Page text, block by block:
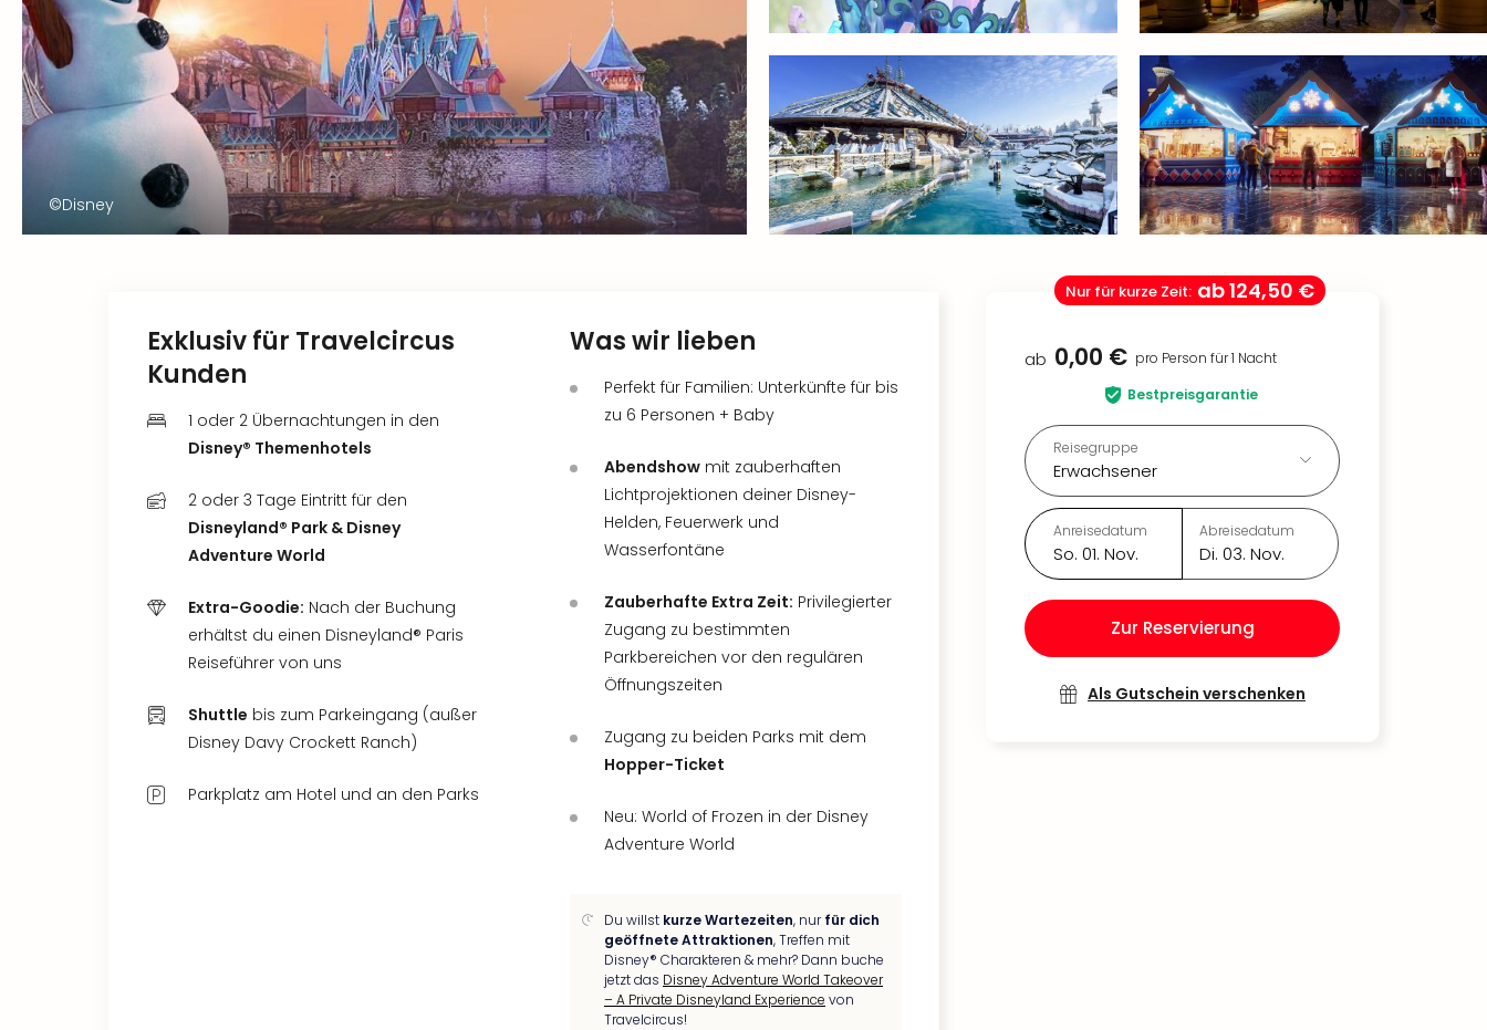
©Disney
ab
Nur für kurze Zeit: ab124,50 €
0,00 € pro Person für 1 Nacht
Bestpreisgarantie
Reisegruppe
Erwachsener
Anreisedatum
So. 01. Nov.
Abreisedatum
Di. 03. Nov.
Zur Reservierung
Als Gutschein verschenken
Exklusiv für Travelcircus
Kunden
1 oder 2 Übernachtungen in den
Disney® Themenhotels
2 oder 3 Tage Eintritt für den
Disneyland® Park & Disney
Adventure World
Extra-Goodie: Nach der Buchung
erhältst du einen Disneyland® Paris
Reiseführer von uns
Shuttle bis zum Parkeingang (außer
Disney Davy Crockett Ranch)
Parkplatz am Hotel und an den Parks
Was wir lieben
Perfekt für Familien: Unterkünfte für bis
zu 6 Personen + Baby
Abendshow mit zauberhaften
Lichtprojektionen deiner Disney-
Helden, Feuerwerk und
Wasserfontäne
Zauberhafte Extra Zeit: Privilegierter
Zugang zu bestimmten
Parkbereichen vor den regulären
Öffnungszeiten
Zugang zu beiden Parks mit dem
Hopper-Ticket
Neu: World of Frozen in der Disney
Adventure World
Du willst kurze Wartezeiten, nurfür dich
geöffnete Attraktionen, Treffen mit
Disney® Charakteren & mehr? Dann buche
jetzt das Disney Adventure World Takeover
– A Private Disneyland Experience von
Travelcircus!